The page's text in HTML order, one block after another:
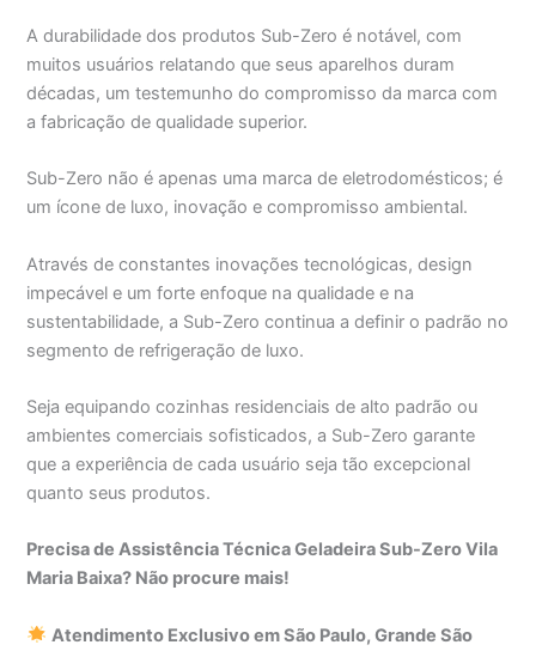
A durabilidade dos produtos Sub-Zero é notável, com
muitos usuários relatando que seus aparelhos duram
décadas, um testemunho do compromisso da marca com
a fabricação de qualidade superior.
Sub-Zero não é apenas uma marca de eletrodomésticos; é
um ícone de luxo, inovação e compromisso ambiental.
Através de constantes inovações tecnológicas, design
impecável e um forte enfoque na qualidade e na
sustentabilidade, a Sub-Zero continua a definir o padrão no
segmento de refrigeração de luxo.
Seja equipando cozinhas residenciais de alto padrão ou
ambientes comerciais sofisticados, a Sub-Zero garante
que a experiência de cada usuário seja tão excepcional
quanto seus produtos.
Precisa de Assistência Técnica Geladeira Sub-Zero Vila
Maria Baixa? Não procure mais!
Atendimento Exclusivo em São Paulo, Grande São